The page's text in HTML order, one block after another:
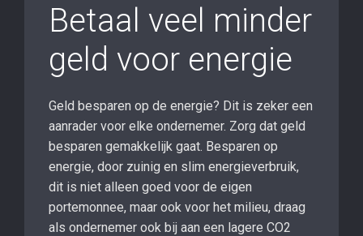
Betaal veel minder
geld voor energie
Geld besparen op de energie? Dit is zeker een
aanrader voor elke ondernemer. Zorg dat geld
besparen gemakkelijk gaat. Besparen op
energie, door zuinig en slim energieverbruik,
dit is niet alleen goed voor de eigen
portemonnee, maar ook voor het milieu, draag
als ondernemer ook bij aan een lagere CO2